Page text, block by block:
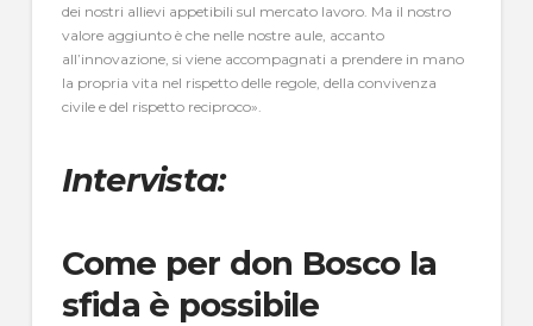
dei nostri allievi appetibili sul mercato lavoro. Ma il nostro
valore aggiunto è che nelle nostre aule, accanto
all’innovazione, si viene accompagnati a prendere in mano
la propria vita nel rispetto delle regole, della convivenza
civile e del rispetto reciproco».
Intervista:
Come per don Bosco la
sfida è possibile